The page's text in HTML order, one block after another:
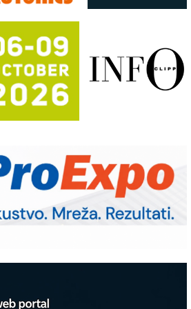
Automatizacija pakovanja · Display
Ready) omotnice
efikasnost bez složenih
oznaka kao dugoročna korist
na prvom mestu!
Pametna signalizacija za efikasnije
mašinama
Mitutoyo Crysta-Apex V PLUS: Nova
CNC merenja
pretvarača sa tečnim
COMBYPACK